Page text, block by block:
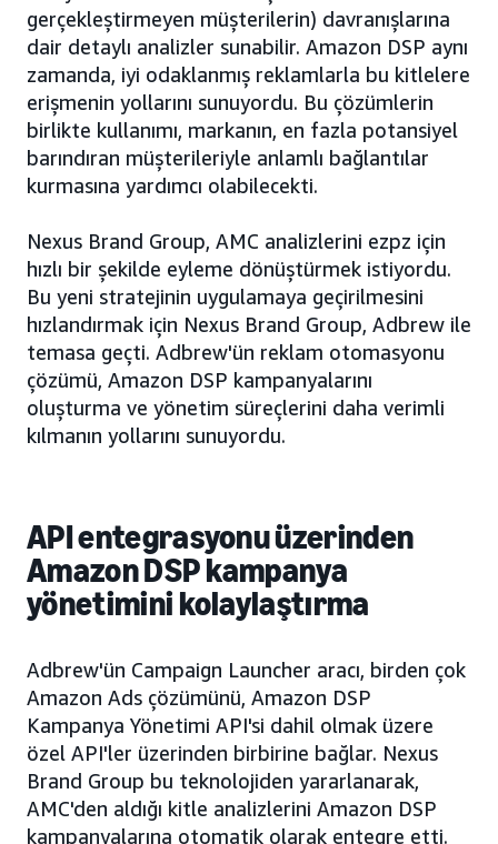
gerçekleştirmeyen müşterilerin) davranışlarına
dair detaylı analizler sunabilir. Amazon DSP aynı
zamanda, iyi odaklanmış reklamlarla bu kitlelere
erişmenin yollarını sunuyordu. Bu çözümlerin
birlikte kullanımı, markanın, en fazla potansiyel
barındıran müşterileriyle anlamlı bağlantılar
kurmasına yardımcı olabilecekti.
Nexus Brand Group, AMC analizlerini ezpz için
hızlı bir şekilde eyleme dönüştürmek istiyordu.
Bu yeni stratejinin uygulamaya geçirilmesini
hızlandırmak için Nexus Brand Group, Adbrew ile
temasa geçti. Adbrew'ün reklam otomasyonu
çözümü, Amazon DSP kampanyalarını
oluşturma ve yönetim süreçlerini daha verimli
kılmanın yollarını sunuyordu.
API entegrasyonu üzerinden
Amazon DSP kampanya
yönetimini kolaylaştırma
Adbrew'ün Campaign Launcher aracı, birden çok
Amazon Ads çözümünü, Amazon DSP
Kampanya Yönetimi API'si dahil olmak üzere
özel API'ler üzerinden birbirine bağlar. Nexus
Brand Group bu teknolojiden yararlanarak,
AMC'den aldığı kitle analizlerini Amazon DSP
kampanyalarına otomatik olarak entegre etti.